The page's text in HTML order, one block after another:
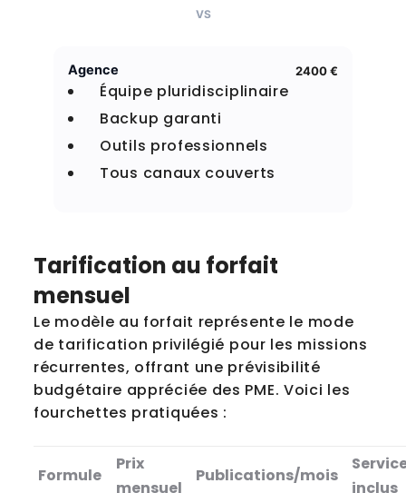
VS
Agence 2400 €
Équipe pluridisciplinaire
Backup garanti
Outils professionnels
Tous canaux couverts
Tarification au forfait
mensuel
Le modèle au forfait représente le mode
de tarification privilégié pour les missions
récurrentes, offrant une prévisibilité
budgétaire appréciée des PME. Voici les
fourchettes pratiquées :
Formule
Prix
mensuel
Publications/mois
inclus